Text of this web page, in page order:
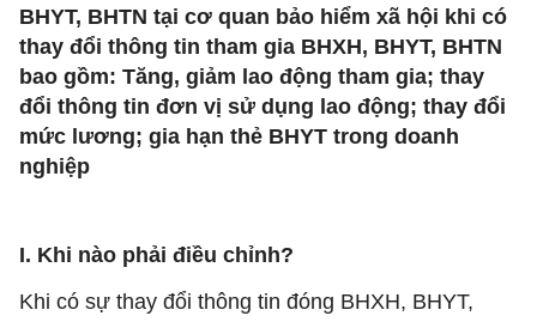
BHYT, BHTN tại cơ quan bảo hiểm xã hội khi có
thay đổi thông tin tham gia BHXH, BHYT, BHTN
bao gồm: Tăng, giảm lao động tham gia; thay
đổi thông tin đơn vị sử dụng lao động; thay đổi
mức lương; gia hạn thẻ BHYT trong doanh
nghiệp
I. Khi nào phải điều chỉnh?
Khi có sự thay đổi thông tin đóng BHXH, BHYT,